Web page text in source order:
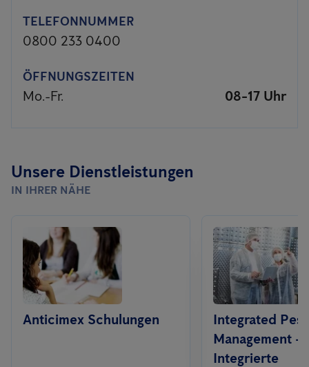
TELEFONNUMMER
0800 233 0400
ÖFFNUNGSZEITEN
Mo.-Fr. 08-17 Uhr
Unsere Dienstleistungen
IN IHRER NÄHE
Anticimex Schulungen
Integrated Pest
Management -
Integrierte